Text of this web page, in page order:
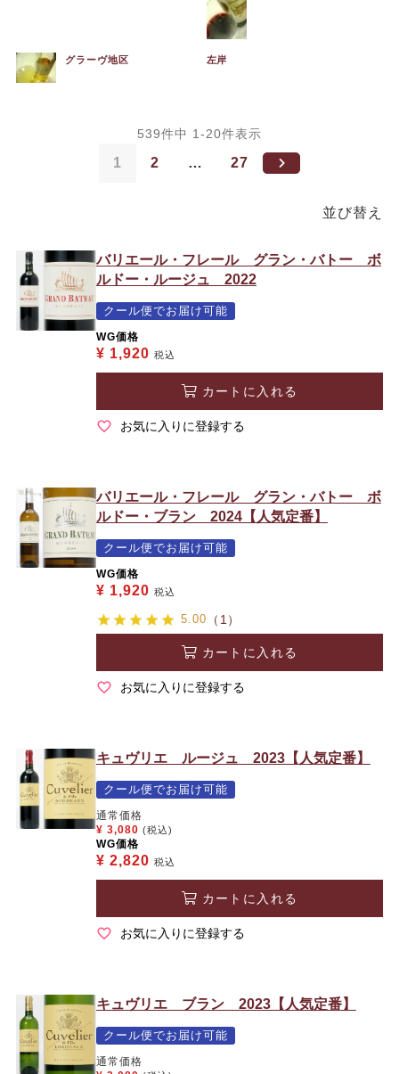
グラーヴ地区 左岸
並び替え
539件中 1-20件表示
1 2 … 27
バリエール・フレール グラン・バトー ボ
ルドー・ルージュ 2022
クール便でお届け可能
WG価格
¥ 1,920 税込
カートに入れる
お気に入りに登録する
バリエール・フレール グラン・バトー ボ
ルドー・ブラン 2024【人気定番】
クール便でお届け可能
WG価格
¥ 1,920 税込
5.00 （1）
カートに入れる
お気に入りに登録する
キュヴリエ ルージュ 2023【人気定番】
クール便でお届け可能
通常価格
¥ 3,080 (税込)
WG価格
¥ 2,820 税込
カートに入れる
お気に入りに登録する
キュヴリエ ブラン 2023【人気定番】
クール便でお届け可能
通常価格